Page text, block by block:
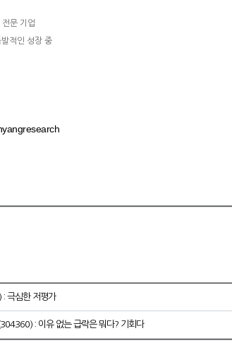
문 기업
적인 성장 중
극심한 저평가
: 이유 없는 급락은 뭐다? 기회다